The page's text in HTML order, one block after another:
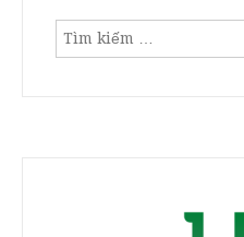
Tìm
kiếm